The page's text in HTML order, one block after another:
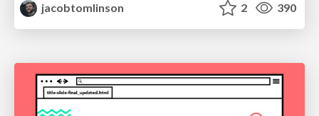
jacobtomlinson
2 390